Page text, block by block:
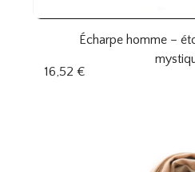
Écharpe homme –
16,52 €